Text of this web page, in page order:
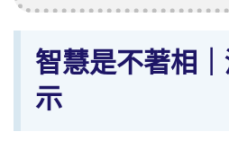
智慧是不著相
示